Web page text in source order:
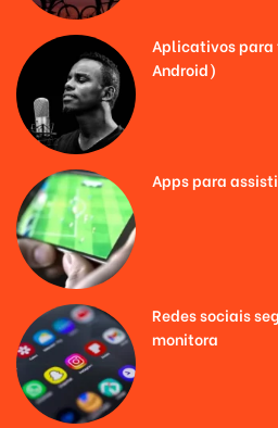
Aplicativos para
Android)
Apps para
Redes sociais
monitora